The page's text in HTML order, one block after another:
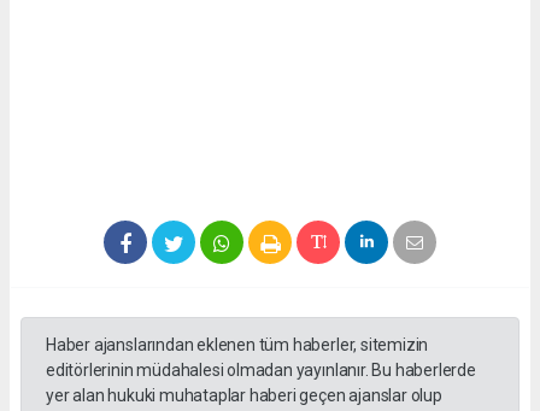
Haber ajanslarından eklenen tüm haberler, sitemizin
editörlerinin müdahalesi olmadan yayınlanır. Bu haberlerde
yer alan hukuki muhataplar haberi geçen ajanslar olup